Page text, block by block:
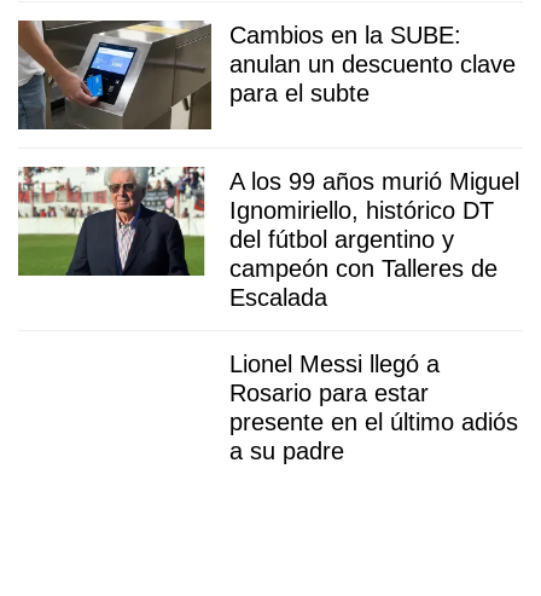
Cambios en la SUBE:
anulan un descuento clave
para el subte
A los 99 años murió Miguel
Ignomiriello, histórico DT
del fútbol argentino y
campeón con Talleres de
Escalada
Lionel Messi llegó a
Rosario para estar
presente en el último adiós
a su padre